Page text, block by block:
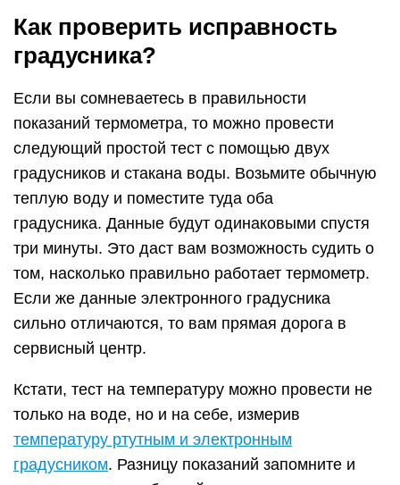
Как проверить исправность
градусника?
Если вы сомневаетесь в правильности
показаний термометра, то можно провести
следующий простой тест с помощью двух
градусников и стакана воды. Возьмите обычную
теплую воду и поместите туда оба
градусника. Данные будут одинаковыми спустя
три минуты. Это даст вам возможность судить о
том, насколько правильно работает термометр.
Если же данные электронного градусника
сильно отличаются, то вам прямая дорога в
сервисный центр.
Кстати, тест на температуру можно провести не
только на воде, но и на себе, измерив
температуру ртутным и электронным
градусником. Разницу показаний запомните и